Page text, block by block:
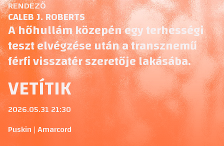
RENDEZŐ
CALEB J. ROBERTS
A hőhullám közepén egy terhességi
teszt elvégzése után a transznemű
férfi visszatér szeretője lakásába.
VETÍTIK
2026.05.31 21:30
Puskin | Amarcord